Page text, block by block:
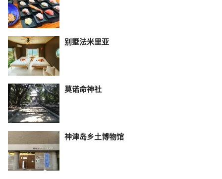
别墅法米里亚
莫诺命神社
神津岛乡土博物馆